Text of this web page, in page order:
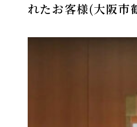
れたお客様(大阪市